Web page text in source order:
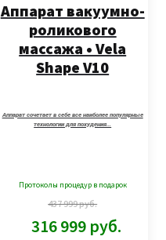
Аппарат вакуумно-
роликового
массажа • Vela
Shape V10
Аппарат сочетает в себе все наиболее популярные
технологии для похудения…
Протоколы процедур в подарок
437 999руб.
316 999 руб.